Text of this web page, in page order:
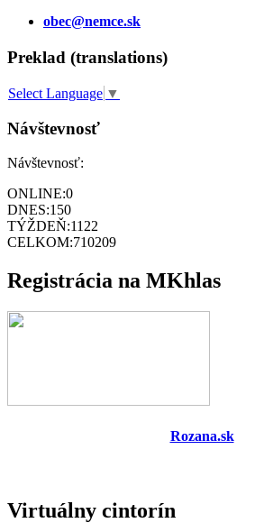
obec@nemce.sk
Preklad (translations)
Select Language ▼
Návštevnosť
Návštevnosť:
ONLINE:0
DNES:150
TÝŽDEŇ:1122
CELKOM:710209
Registrácia na MKhlas
Rozana.sk
Virtuálny cintorín